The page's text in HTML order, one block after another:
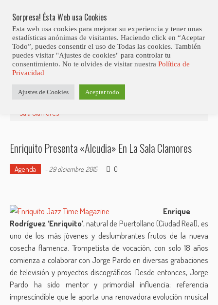
content
Club Contest.
> Enriquito presenta «Alcudia» en la
Sala Clamores
Enriquito Presenta «Alcudia» En La Sala Clamores
Agenda - 29 diciembre, 2015 0
Enrique
Rodríguez ‘Enriquito’, natural de Puertollano (Ciudad Real), es
uno de los más jóvenes y deslumbrantes frutos de la nueva
cosecha flamenca. Trompetista de vocación, con solo 18 años
comienza a colaborar con Jorge Pardo en diversas grabaciones
de televisión y proyectos discográficos. Desde entonces, Jorge
Pardo ha sido mentor y primordial influencia; referencia
imprescindible que le aporta una renovadora evolución musical
Sorpresa! Ésta Web usa Cookies
Esta web usa cookies para mejorar su experiencia y tener unas
estadísticas anónimas de visitantes. Haciendo click en “Aceptar
Todo”, puedes consentir el uso de Todas las cookies. También
puedes visitar "Ajustes de cookies" para controlar tu
consentimiento. No te olvides de visitar nuestra Política de
Privacidad
Ajustes de Cookies Aceptar todo